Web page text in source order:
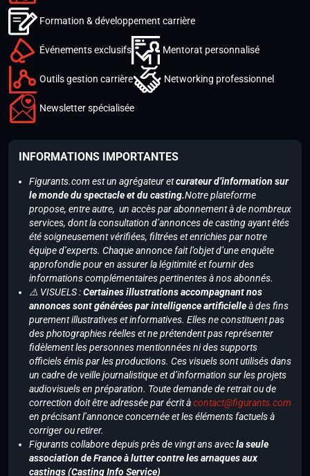
Formation & développement carrière
Événements exclusifs Mentorat personnalisé
Outils gestion carrière Networking professionnel
Newsletter spécialisée
INFORMATIONS IMPORTANTES
Figurants.com est un agrégateur etcurateur d’information sur
le monde du spectacle et du casting.Notre plateforme
propose, entre autre, un accès par abonnement à de nombreux
services, dont la consultation d’annonces de casting ayant étés
été soigneusement vérifiées, filtrées et enrichies par notre
équipe d’experts. Chaque annonce fait l’objet d’une enquête
approfondie pour en assurer la légitimité et fournir des
informations complémentaires pertinentes à nos abonnés.
⚠️ VISUELS :Certaines illustrations accompagnant nos
annonces sont générées par intelligence artificielleà des fins
purement illustratives et informatives. Elles ne constituent pas
des photographies réelles et ne prétendent pas représenter
fidèlement les personnes mentionnées ni des supports
officiels émis par les productions. Ces visuels sont utilisés dans
un cadre de veille journalistique et d’information sur les projets
audiovisuels en préparation. Toute demande de retrait ou de
correction doit être adressée par écrit àcontact@figurants.com
en précisant l’annonce concernée et les éléments factuels à
corriger ou retirer.
Figurants collabore depuis près de vingt ans avecla seule
association de France à lutter contre les arnaques aux
castings (Casting Info Service)